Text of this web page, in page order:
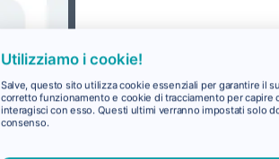
Utilizziamo i cookie!
Salve, questo sito utilizza cookie essenziali per garantire il
corretto funzionamento e cookie di tracciamento per capire
interagisci con esso. Questi ultimi verranno impostati solo
consenso.